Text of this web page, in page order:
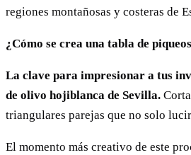
regiones montañosas y costeras de
¿Cómo se crea una tabla de
La clave para impresionar a tus
de olivo hojiblanca de Sevilla. Corta
triangulares parejas que no solo
El momento más creativo de este